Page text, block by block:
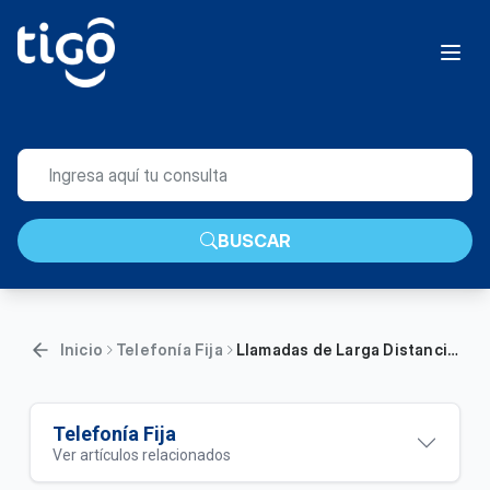
BUSCAR
Inicio Telefonía Fija Llamadas de Larga Distancia Internacional con el 005 | General
Telefonía Fija
Ver artículos relacionados